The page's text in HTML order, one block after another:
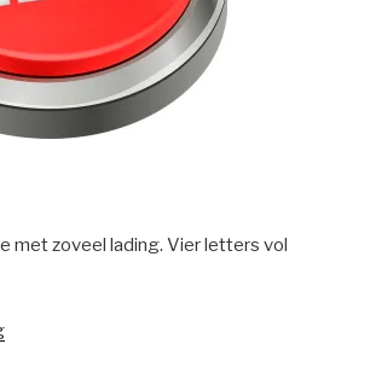
met zoveel lading. Vier letters vol
“Symbiose”